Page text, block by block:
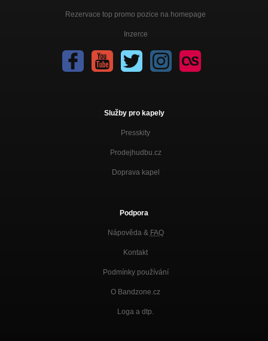
Rezervace top promo pozice na homepage
Inzerce
Služby pro kapely
Presskity
Prodejhudbu.cz
Doprava kapel
Podpora
Nápověda & FAQ
Kontakt
Podmínky používání
O Bandzone.cz
Loga a dtp.